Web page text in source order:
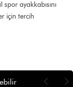
spor ayakkabısını
için tercih